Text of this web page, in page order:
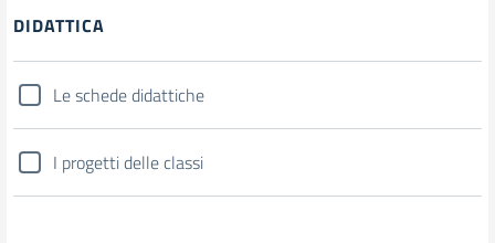
DIDATTICA
Le schede didattiche
I progetti delle classi